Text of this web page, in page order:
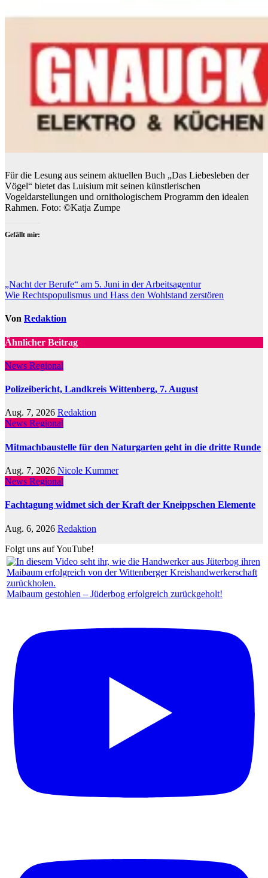
Für die Lesung aus seinem aktuellen Buch „Das Liebesleben der
Vögel“ bietet das Luisium mit seinen künstlerischen
Vogeldarstellungen und ornithologischem Programm den idealen
Rahmen. Foto: ©Katja Zumpe
Gefällt mir:
Beitragsnavigation
„Nacht der Berufe“ am 5. Juni in der Arbeitsagentur
Wie Rechtspopulismus und Hass den Wohlstand zerstören
Von Redaktion
Ähnlicher Beitrag
News Regional
Polizeibericht, Landkreis Wittenberg, 7. August
Aug. 7, 2026 Redaktion
News Regional
Mitmachbaustelle für den Naturgarten geht in die dritte Runde
Aug. 7, 2026 Nicole Kummer
News Regional
Fachtagung widmet sich der Kraft der Kneippschen Elemente
Aug. 6, 2026 Redaktion
Folgt uns auf YouTube!
Maibaum gestohlen – Jüderbog erfolgreich zurückgeholt!